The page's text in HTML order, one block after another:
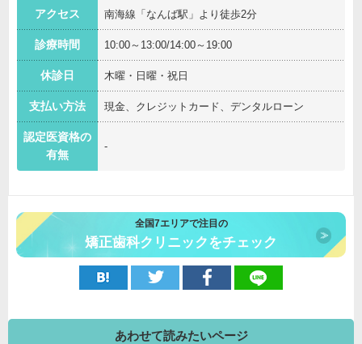
アクセス 南海線「なんば駅」より徒歩2分
診療時間 10:00～13:00/14:00～19:00
休診日 木曜・日曜・祝日
支払い方法 現金、クレジットカード、デンタルローン
認定医資格の
有無
-
全国7エリアで注目の
矯正歯科クリニックをチェック
あわせて読みたいページ